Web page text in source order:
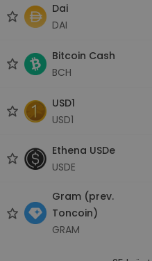
Dai
DAI
Bitcoin Cash
BCH
USD1
USD1
Ethena USDe
USDE
Gram (prev.
Toncoin)
GRAM